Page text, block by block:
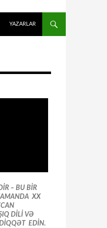
YAZARLAR
– BU BİR
XX
DİLİ VƏ
EDİN.